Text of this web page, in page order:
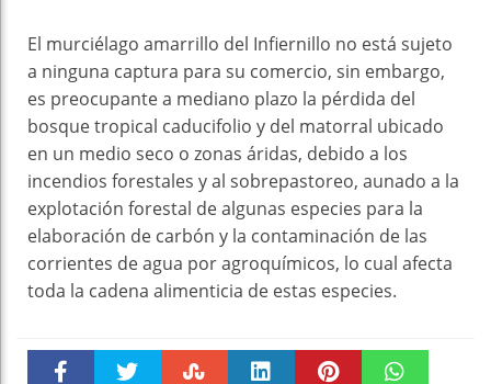
El murciélago amarrillo del Infiernillo no está sujeto
a ninguna captura para su comercio, sin embargo,
es preocupante a mediano plazo la pérdida del
bosque tropical caducifolio y del matorral ubicado
en un medio seco o zonas áridas, debido a los
incendios forestales y al sobrepastoreo, aunado a la
explotación forestal de algunas especies para la
elaboración de carbón y la contaminación de las
corrientes de agua por agroquímicos, lo cual afecta
toda la cadena alimenticia de estas especies.